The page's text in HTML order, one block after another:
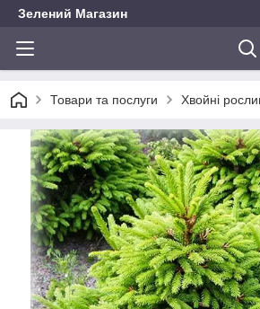
Зелений Магазин
Товари та послуги Хвойні